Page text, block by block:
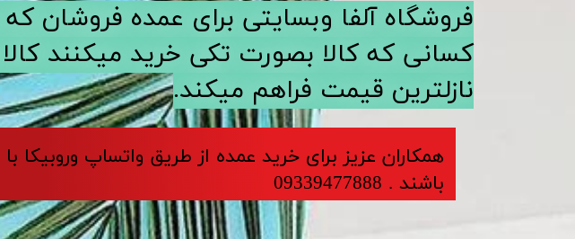
​​فروشگاه آلفا وبسایتی برای عمده فروشان
کسانی که کالا بصورت تکی خرید میکنند
نازلترین قیمت فراهم میکند.
​​​همکاران عزیز برای خرید عمده از طریق واتساپ وروبیکا
باشند . 09339477888